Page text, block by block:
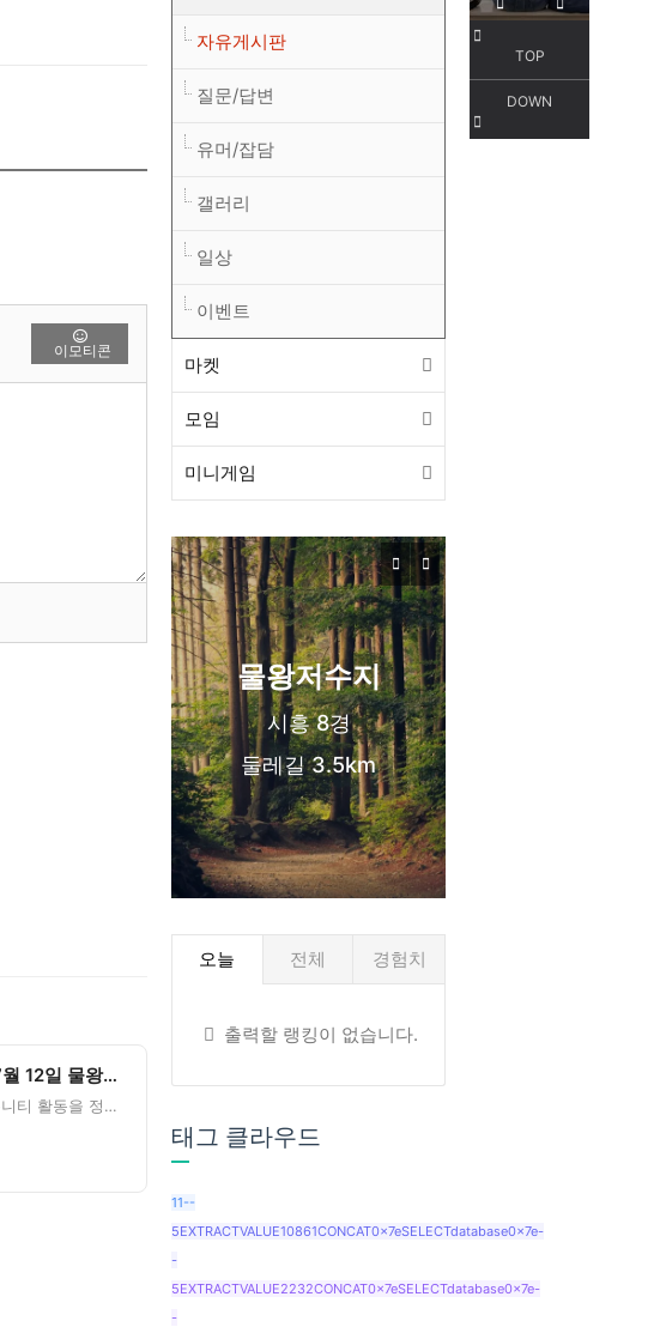
TOP
DOWN
이모티콘
[주간 소식] 7월 6일 ~ 7월 12일 물왕목감 커뮤니티
지난 한 주간 물왕목감 커뮤니티 활동을 정리했습니다.주간 통계방문수42,846회신규 회원0명새 게시글1건새
자유게시판
질문/답변
유머/잡담
갤러리
일상
이벤트
마켓
모임
미니게임
물왕저수지
시흥 8경
둘레길 3.5km
오늘 전체 경험치
출력할 랭킹이 없습니다.
태그 클라우드
11--
5EXTRACTVALUE10861CONCAT0x7eSELECTdatabase0x7e-
-
5EXTRACTVALUE2232CONCAT0x7eSELECTdatabase0x7e-
-